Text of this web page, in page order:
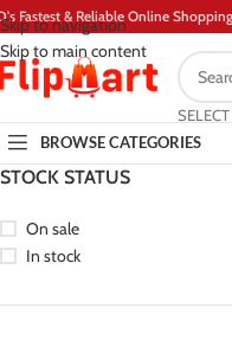
Skip to navigation
Skip to main content
Fastest & Reliable Online Shopping
BROWSE CATEGORIES
STOCK STATUS
On sale
In stock